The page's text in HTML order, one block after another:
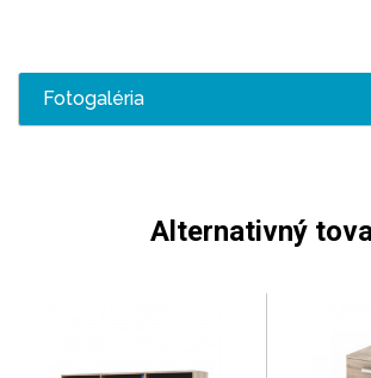
Fotogaléria
Alternativný